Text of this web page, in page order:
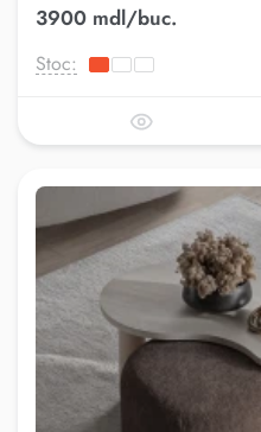
3900 mdl/buc.
Stoc: